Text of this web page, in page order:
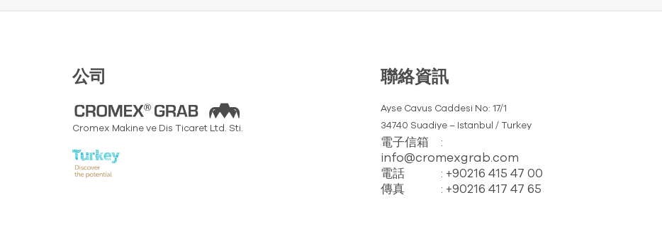
公司
Cromex Makine ve Dis Ticaret Ltd. Sti.
聯絡資訊
Ayse Cavus Caddesi No: 17/1
34740 Suadiye – Istanbul / Turkey
電子信箱
:
info@cromexgrab.com
電話
: +90216 415 47 00
傳真
: +90216 417 47 65